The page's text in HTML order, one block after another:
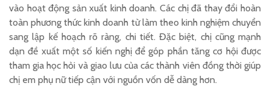
vào hoạt động sản xuất kinh doanh. Các chị đã thay đổi hoàn
toàn phương thức kinh doanh từ làm theo kinh nghiệm chuyển
sang lập kế hoạch rõ ràng, chi tiết. Đặc biệt, chị cũng mạnh
dạn đề xuất một số kiến nghị để góp phần tăng cơ hội được
tham gia học hỏi và giao lưu của các thành viên đồng thời giúp
chị em phụ nữ tiếp cận với nguồn vốn dễ dàng hơn.